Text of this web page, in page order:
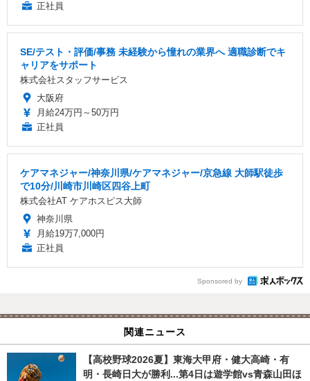
正社員
SE/テスト・評価/事務 未経験から憧れの業界へ 適職診断でキ
ャリアをサポート
株式会社スタッフサービス
大阪府
月給24万円～50万円
正社員
ケアマネジャー/神奈川県/ケアマネジャー/京急線 大師駅徒歩
で10分/川崎市川崎区四谷上町
株式会社AT ケアホスピス大師
神奈川県
月給19万7,000円
正社員
Sponsored by
関連ニュース
【高校野球2026夏】東海大甲府・健大高崎・有
明・長崎日大が勝利...第4日は遊学館vs青森山田ほ